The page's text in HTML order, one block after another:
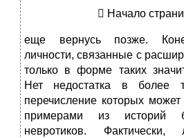
 Начало
еще вернусь позже.
личности, связанные с
только в форме таких
Нет недостатка в более
перечисление которых
примерами из историй
невротиков.